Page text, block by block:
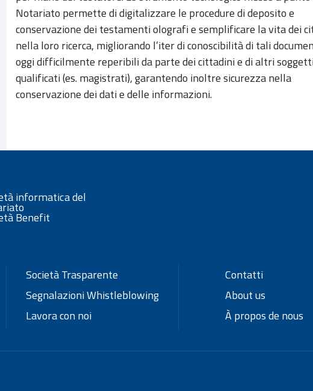
Notariato permette di digitalizzare le procedure di deposito e
conservazione dei testamenti olografi e semplificare la vita dei
nella loro ricerca, migliorando l’iter di conoscibilità di tali
oggi difficilmente reperibili da parte dei cittadini e di altri
qualificati (es. magistrati), garantendo inoltre sicurezza nella
conservazione dei dati e delle informazioni.
informatica del
Benefit
Società Trasparente
Segnalazioni Whistleblowing
Lavora con noi
Contatti
About us
À propos de nous